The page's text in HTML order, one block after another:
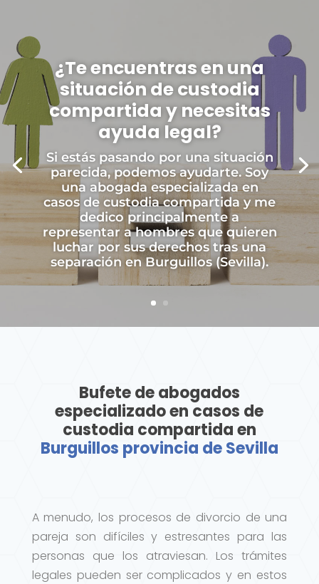
¿Te encuentras en una
situación de custodia
compartida y necesitas
ayuda legal?
Si estás pasando por una situación
parecida, podemos ayudarte. Soy
una abogada especializada en
casos de custodia compartida y me
dedico principalmente a
representar a hombres que quieren
luchar por sus derechos tras una
separación en Burguillos (Sevilla).
Bufete de abogados
especializado en casos de
custodia compartida en
Burguillos provincia de Sevilla
A menudo, los procesos de divorcio de una
pareja son difíciles y estresantes para las
personas que los atraviesan. Los trámites
legales pueden ser complicados y en estos